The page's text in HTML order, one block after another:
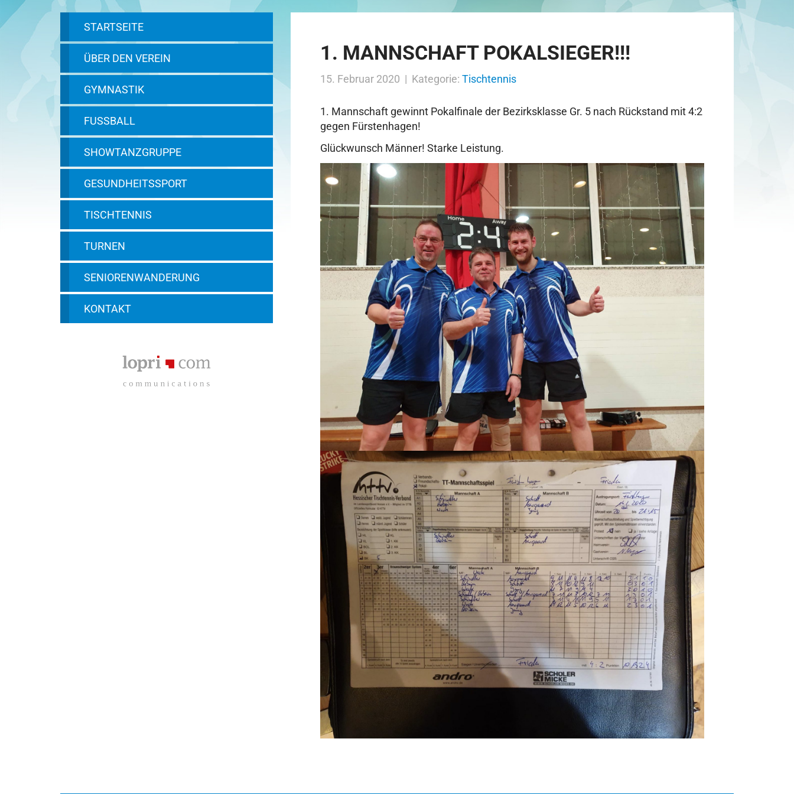
STARTSEITE
ÜBER DEN VEREIN
GYMNASTIK
FUSSBALL
SHOWTANZGRUPPE
GESUNDHEITSSPORT
TISCHTENNIS
TURNEN
SENIORENWANDERUNG
KONTAKT
1. MANNSCHAFT POKALSIEGER!!!
15. Februar 2020 | Kategorie: Tischtennis
1. Mannschaft gewinnt Pokalfinale der Bezirksklasse Gr. 5 nach Rückstand mit 4:2
gegen Fürstenhagen!
Glückwunsch Männer! Starke Leistung.